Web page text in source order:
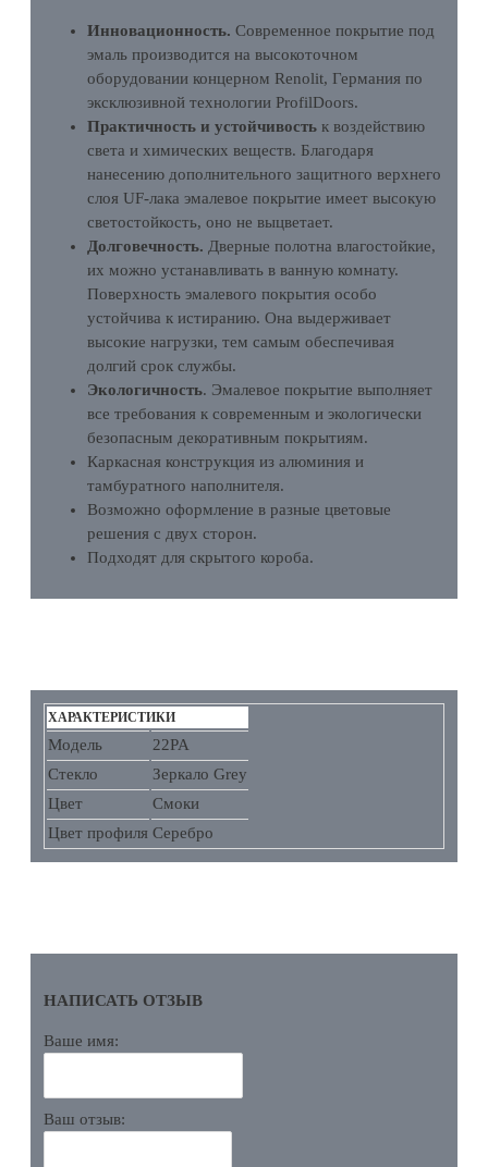
Инновационность. Современное покрытие под
эмаль производится на высокоточном
оборудовании концерном Renolit, Германия по
эксклюзивной технологии ProfilDoors.
Практичность и устойчивость к воздействию
света и химических веществ. Благодаря
нанесению дополнительного защитного верхнего
слоя UF-лака эмалевое покрытие имеет высокую
светостойкость, оно не выцветает.
Долговечность. Дверные полотна влагостойкие,
их можно устанавливать в ванную комнату.
Поверхность эмалевого покрытия особо
устойчива к истиранию. Она выдерживает
высокие нагрузки, тем самым обеспечивая
долгий срок службы.
Экологичность. Эмалевое покрытие выполняет
все требования к современным и экологически
безопасным декоративным покрытиям.
Каркасная конструкция из алюминия и
тамбуратного наполнителя.
Возможно оформление в разные цветовые
решения с двух сторон.
Подходят для скрытого короба.
ХАРАКТЕРИСТИКИ
Модель
22PA
Стекло
Зеркало Grey
Цвет
Смоки
Цвет профиля Серебро
НАПИСАТЬ ОТЗЫВ
Ваше имя:
Ваш отзыв: